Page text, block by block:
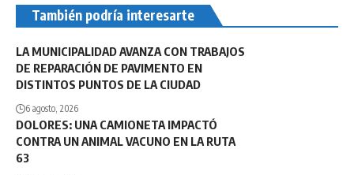
También podría interesarte
LA MUNICIPALIDAD AVANZA CON TRABAJOS
DE REPARACIÓN DE PAVIMENTO EN
DISTINTOS PUNTOS DE LA CIUDAD
6 agosto, 2026
DOLORES: UNA CAMIONETA IMPACTÓ
CONTRA UN ANIMAL VACUNO EN LA RUTA
63